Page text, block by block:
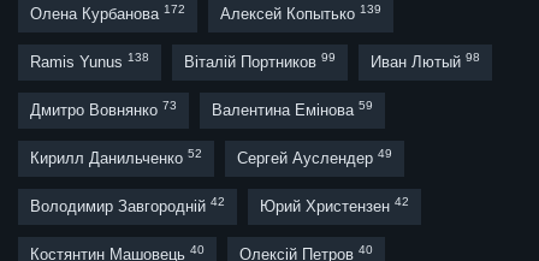
Олена Курбанова 172 Алексей Копытько 139
Ramis Yunus 138 Віталій Портников 99 Иван Лютый 98
Дмитро Вовнянко 73 Валентина Емінова 59
Кирилл Данильченко 52 Сергей Ауслендер 49
Володимир Завгородній 42 Юрий Христензен 42
Костянтин Машовець 40 Олексій Петров 40